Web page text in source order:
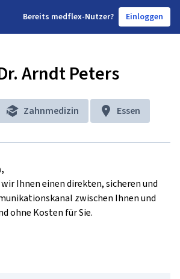
Bereits medflex-Nutzer? Einloggen
Arndt Peters
Zahnmedizin Essen
Ihnen einen direkten, sicheren und
zwischen Ihnen und
ohne Kosten für Sie.